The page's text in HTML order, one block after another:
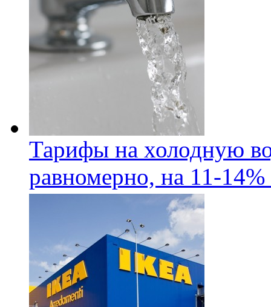
Тарифы на холодную
равномерно, на 11-14%